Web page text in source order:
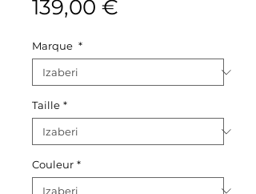
139,00 €
popustom
Marque *
Taille *
Couleur *